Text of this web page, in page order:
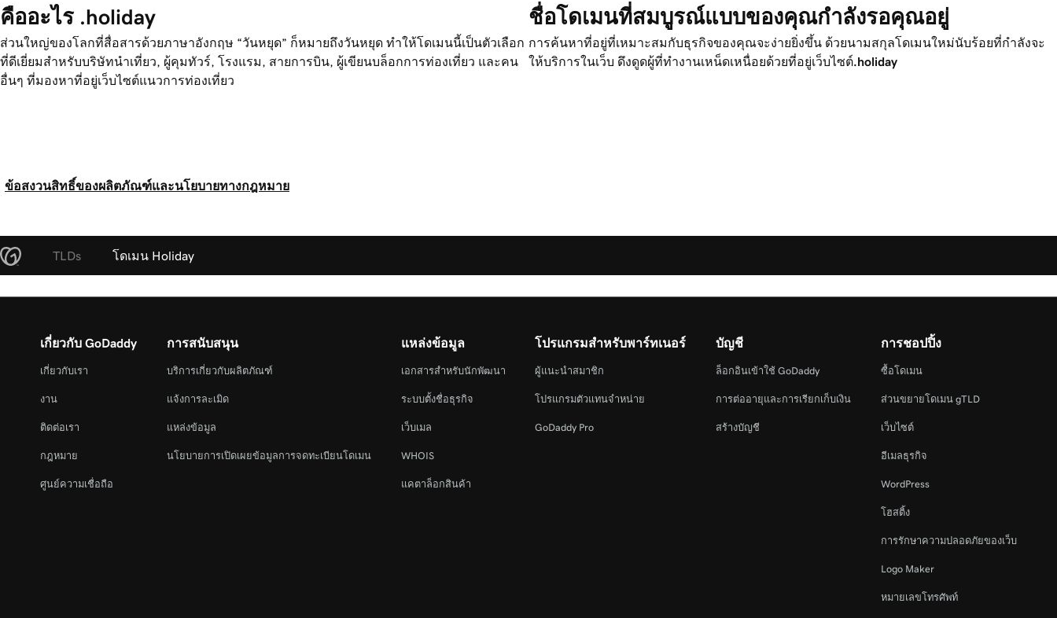
คืออะไร .holiday
ส่วนใหญ่ของโลกที่สื่อสารด้วยภาษาอังกฤษ “วันหยุด” ก็หมายถึงวันหยุด ทำให้โดเมนนี้เป็นตัวเลือก
ที่ดีเยี่ยมสำหรับบริษัทนำเที่ยว, ผู้คุมทัวร์, โรงแรม, สายการบิน, ผู้เขียนบล็อกการท่องเที่ยว และคน
อื่นๆ ที่มองหาที่อยู่เว็บไซต์แนวการท่องเที่ยว
ชื่อโดเมนที่สมบูรณ์แบบของคุณกำลังรอคุณอยู่
การค้นหาที่อยู่ที่เหมาะสมกับธุรกิจของคุณจะง่ายยิ่งขึ้น ด้วยนามสกุลโดเมนใหม่นับร้อยที่กำลังจะ
ให้บริการในเว็บ ดึงดูดผู้ที่ทำงานเหน็ดเหนื่อยด้วยที่อยู่เว็บไซต์.holiday
ข้อสงวนสิทธิ์ของผลิตภัณฑ์และนโยบายทางกฎหมาย
TLDs โดเมน Holiday
เกี่ยวกับ GoDaddy
เกี่ยวกับเรา
งาน
ติดต่อเรา
กฎหมาย
ศูนย์ความเชื่อถือ
การสนับสนุน
บริการเกี่ยวกับผลิตภัณฑ์
แจ้งการละเมิด
แหล่งข้อมูล
นโยบายการเปิดเผยข้อมูลการจดทะเบียนโดเมน
แหล่งข้อมูล
เอกสารสำหรับนักพัฒนา
ระบบตั้งชื่อธุรกิจ
เว็บเมล
WHOIS
แคตาล็อกสินค้า
โปรแกรมสำหรับพาร์ทเนอร์
ผู้แนะนำสมาชิก
โปรแกรมตัวแทนจำหน่าย
GoDaddy Pro
บัญชี
ล็อกอินเข้าใช้ GoDaddy
การต่ออายุและการเรียกเก็บเงิน
สร้างบัญชี
การชอปปิ้ง
ซื้อโดเมน
ส่วนขยายโดเมน gTLD
เว็บไซต์
อีเมลธุรกิจ
WordPress
โฮสติ้ง
การรักษาความปลอดภัยของเว็บ
Logo Maker
หมายเลขโทรศัพท์